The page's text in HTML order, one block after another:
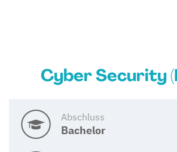
Cyber Security
Abschluss
Bachelor